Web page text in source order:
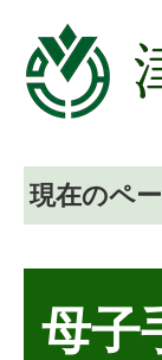
現在のペ
母子